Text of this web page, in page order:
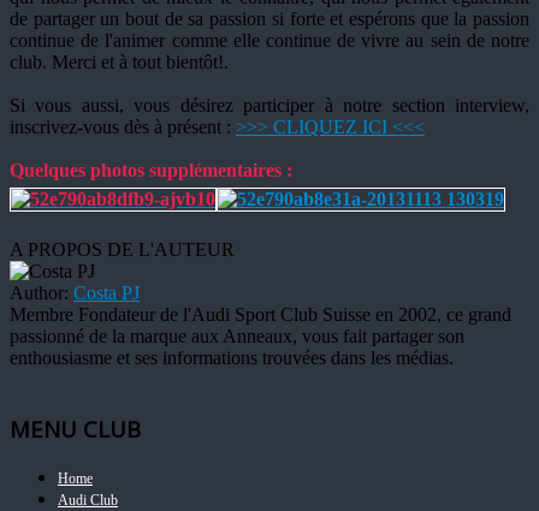
de partager un bout de sa passion si forte et espérons que la passion
continue de l'animer comme elle continue de vivre au sein de notre
club. Merci et à tout bientôt!.
Si vous aussi, vous désirez participer à notre section interview,
inscrivez-vous dès à présent : >>> CLIQUEZ ICI <<<
Quelques photos supplémentaires :
A PROPOS DE L'AUTEUR
Author: Costa PJ
Membre Fondateur de l'Audi Sport Club Suisse en 2002, ce grand
passionné de la marque aux Anneaux, vous fait partager son
enthousiasme et ses informations trouvées dans les médias.
MENU CLUB
Home
Audi Club